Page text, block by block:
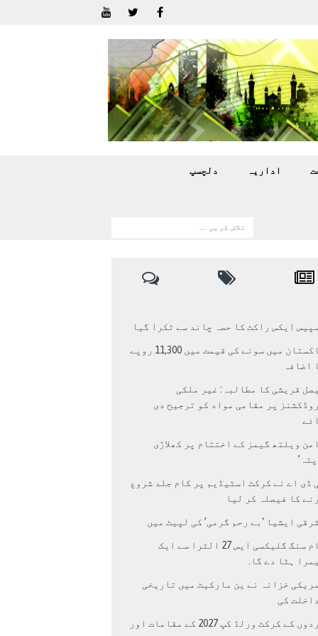
اداريہ دلچسپ
ایکس راکٹ کا حصہ چاند سے ٹکرا گیا
پاکستان میں سونے کی قیمت میں 11,300 روپے
اضافہ
قریشی کا مطالبہ: غیر ملکی
پر مقامی مواد کو ترجیح دی
ویلتھ گیمز کے اختتام پر کھلاڑی
ڈی اے نے کرکٹ اسٹیڈیم پر کام جلد شروع
کا فیصلہ کر لیا
ایشیا ‘بے رحم گرمی’ کی لپیٹ میں
سام سنگ گلیکسی ایس 27 الٹرا سے ایک
ہٹا دے گا.
خزانہ نے ین مارکیٹ میں تاریخی
کی
مردوں کے کرکٹ ورلڈ کپ 2027 کے مقامات اور